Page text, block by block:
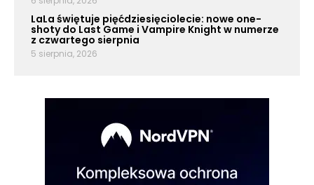
LaLa świętuje pięćdziesięciolecie: nowe one-
shoty do Last Game i Vampire Knight w numerze
z czwartego sierpnia
5 sierpnia, 2026